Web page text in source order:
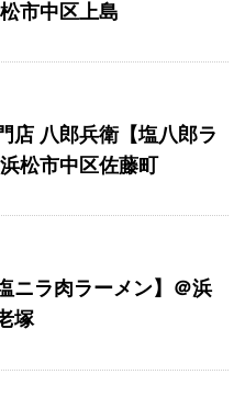
市中区上島
店 八郎兵衛【塩八郎ラ
松市中区佐藤町
ニラ肉ラーメン】＠浜
塚